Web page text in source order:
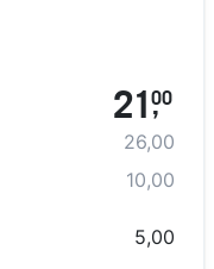
21 ,
00
26,00
10,00
5,00